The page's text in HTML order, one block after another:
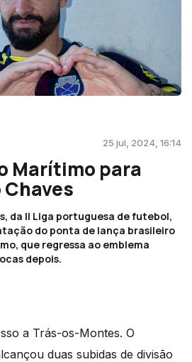
25 jul, 2024, 16:14
Marítimo para
da II Liga portuguesa de futebol,
do ponta de lança brasileiro
que regressa ao emblema
depois.
a Trás-os-Montes. O
duas subidas de divisão